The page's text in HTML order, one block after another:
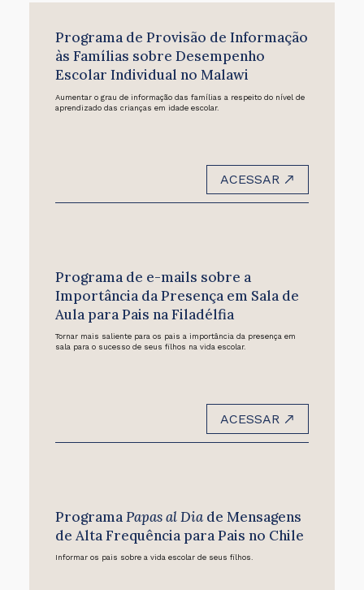
Programa de Provisão de Informação
às Famílias sobre Desempenho
Escolar Individual no Malawi
Aumentar o grau de informação das famílias a respeito do nível de
aprendizado das crianças em idade escolar.
ACESSAR
Programa de e-mails sobre a
Importância da Presença em Sala de
Aula para Pais na Filadélfia
Tornar mais saliente para os pais a importância da presença em
sala para o sucesso de seus filhos na vida escolar.
ACESSAR
ProgramaPapas al Diade Mensagens
de Alta Frequência para Pais no Chile
Informar os pais sobre a vida escolar de seus filhos.